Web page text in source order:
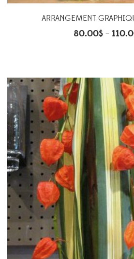
ARRANGEMENT
80.00$–